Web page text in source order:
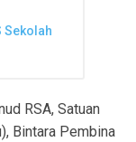
Sekolah
RSA, Satuan
Bintara Pembina